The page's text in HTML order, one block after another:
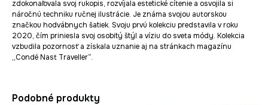
zdokonaľovala svoj rukopis, rozvíjala estetické cítenie a osvojila si
náročnú techniku ručnej ilustrácie. Je známa svojou autorskou
značkou hodvábnych šatiek. Svoju prvú kolekciu predstavila v roku
2020, čím priniesla svoj osobitý štýl a víziu do sveta módy. Kolekcia
vzbudila pozornosť a získala uznanie aj na stránkach magazínu
„Condé Nast Traveller“.
Podobné produkty